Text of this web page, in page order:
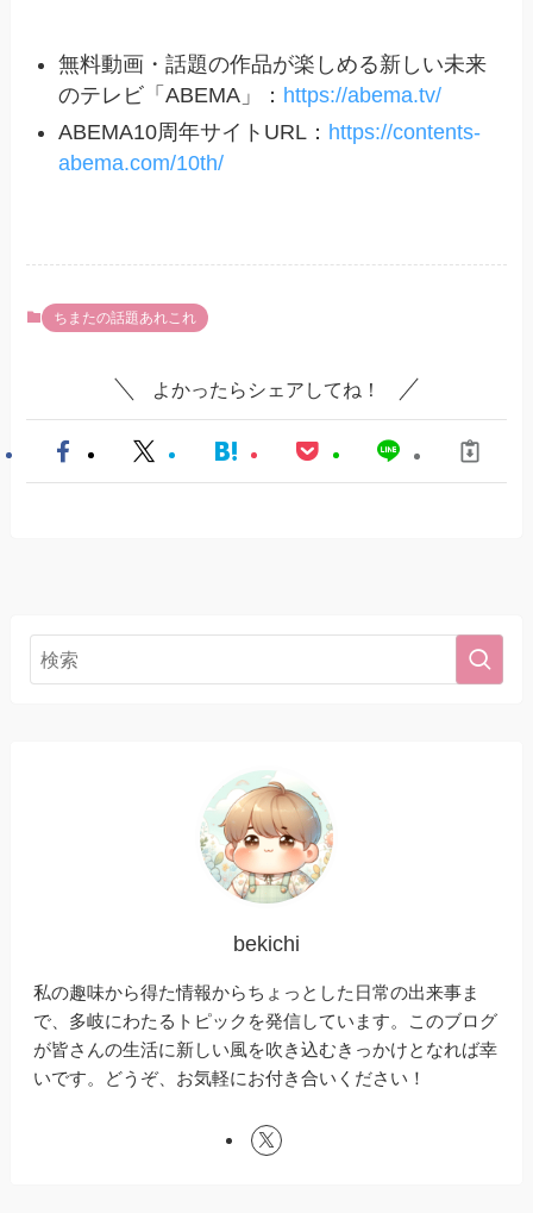
無料動画・話題の作品が楽しめる新しい未来
のテレビ「ABEMA」： https://abema.tv/
ABEMA10周年サイトURL： https://contents-
abema.com/10th/
ちまたの話題あれこれ
よかったらシェアしてね！
bekichi
私の趣味から得た情報からちょっとした日常の出来事ま
で、多岐にわたるトピックを発信しています。このブログ
が皆さんの生活に新しい風を吹き込むきっかけとなれば幸
いです。どうぞ、お気軽にお付き合いください！